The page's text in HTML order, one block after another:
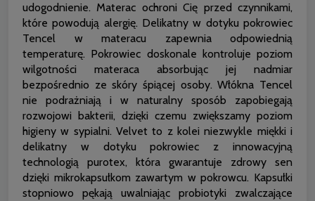
udogodnienie. Materac ochroni Cię przed czynnikami,
które powodują alergię. Delikatny w dotyku pokrowiec
Tencel w materacu zapewnia odpowiednią
temperaturę. Pokrowiec doskonale kontroluje poziom
wilgotności materaca absorbując jej nadmiar
bezpośrednio ze skóry śpiącej osoby. Włókna Tencel
nie podrażniają i w naturalny sposób zapobiegają
rozwojowi bakterii, dzięki czemu zwiększamy poziom
higieny w sypialni. Velvet to z kolei niezwykle miękki i
delikatny w dotyku pokrowiec z innowacyjną
technologią purotex, która gwarantuje zdrowy sen
dzięki mikrokapsułkom zawartym w pokrowcu. Kapsułki
stopniowo pękają uwalniając probiotyki zwalczające